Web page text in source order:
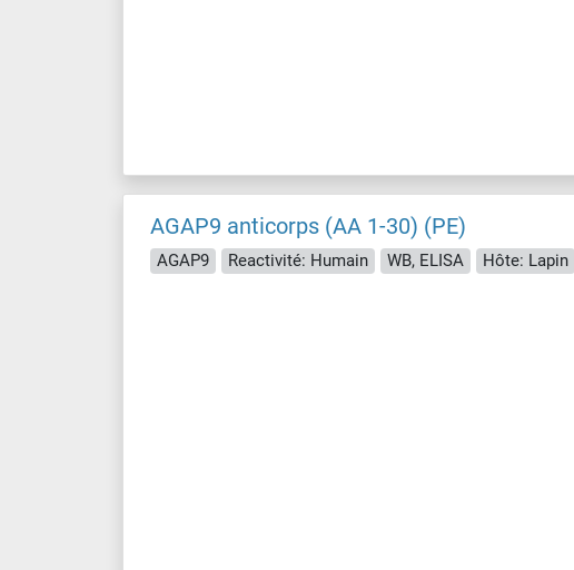
AGAP9 anticorps (AA 1-30) (PE)
AGAP9 Reactivité: Humain WB, ELISA Hôte: Lapin